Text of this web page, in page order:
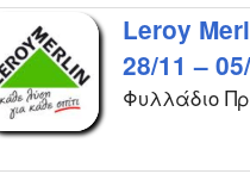
Leroy
28/11 –
Φυλλάδιο